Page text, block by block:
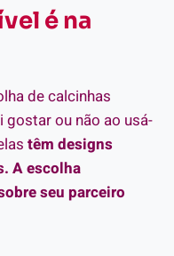
é na
de calcinhas
gostar ou não ao usá-
têm designs
A escolha
seu parceiro